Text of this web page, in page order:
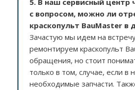
5. В наш сервисный
с вопросом, можно ли
краскопульт BauMaster в
Зачастую мы идем на
ремонтируем краскопульт
обращения, но стоит
только в том, случае, если в
необходимые запчасти.